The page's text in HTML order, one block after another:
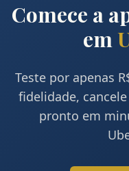
Comece a
em
Teste por apenas
fidelidade,
pronto em